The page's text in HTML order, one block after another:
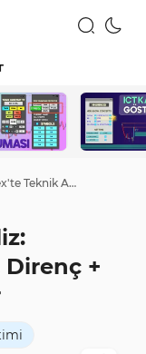
Forex'te Teknik Analiz: Prensipler, Destek & Direnç + Anahtar Göstergeler
+